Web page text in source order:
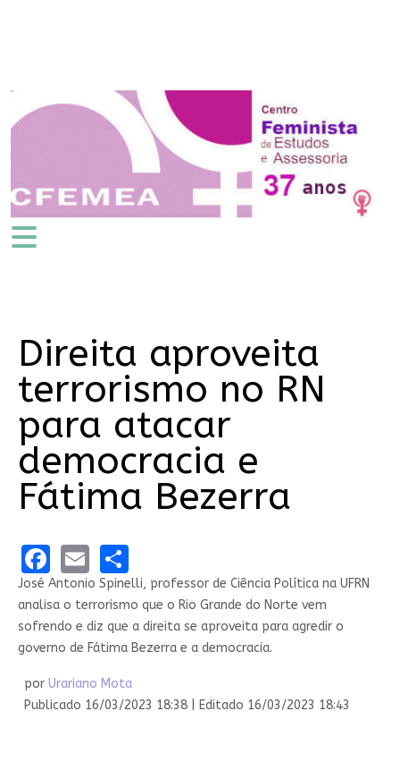
Direita aproveita
terrorismo no RN
para atacar
democracia e
Fátima Bezerra
Facebook
EmailShare
José Antonio Spinelli, professor de Ciência Política na UFRN
analisa o terrorismo que o Rio Grande do Norte vem
sofrendo e diz que a direita se aproveita para agredir o
governo de Fátima Bezerra e a democracia.
por Urariano Mota
Publicado 16/03/2023 18:38 | Editado 16/03/2023 18:43